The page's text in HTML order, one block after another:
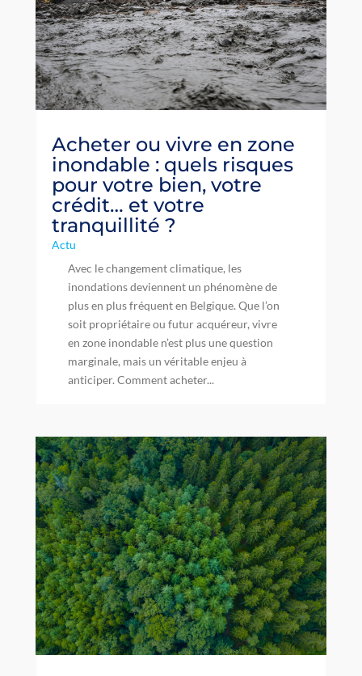
Acheter ou vivre en zone
inondable : quels risques
pour votre bien, votre
crédit… et votre
tranquillité ?
Actu
Avec le changement climatique, les
inondations deviennent un phénomène de
plus en plus fréquent en Belgique. Que l’on
soit propriétaire ou futur acquéreur, vivre
en zone inondable n’est plus une question
marginale, mais un véritable enjeu à
anticiper. Comment acheter...